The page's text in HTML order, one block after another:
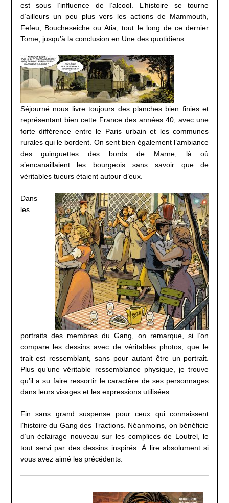
est sous l’influence de l’alcool. L’histoire se tourne
d’ailleurs un peu plus vers les actions de Mammouth,
Fefeu, Boucheseiche ou Atia, tout le long de ce dernier
Tome, jusqu’à la conclusion en Une des quotidiens.
Séjourné nous livre toujours des planches bien finies et
représentant bien cette France des années 40, avec une
forte différence entre le Paris urbain et les communes
rurales qui le bordent. On sent bien également l’ambiance
des guinguettes des bords de Marne, là où
s’encanaillaient les bourgeois sans savoir que de
véritables tueurs étaient autour d’eux.
Dans
les
portraits des membres du Gang, on remarque, si l’on
compare les dessins avec de véritables photos, que le
trait est ressemblant, sans pour autant être un portrait.
Plus qu’une véritable ressemblance physique, je trouve
qu’il a su faire ressortir le caractère de ses personnages
dans leurs visages et les expressions utilisées.
Fin sans grand suspense pour ceux qui connaissent
l’histoire du Gang des Tractions. Néanmoins, on bénéficie
d’un éclairage nouveau sur les complices de Loutrel, le
tout servi par des dessins inspirés. À lire absolument si
vous avez aimé les précédents.